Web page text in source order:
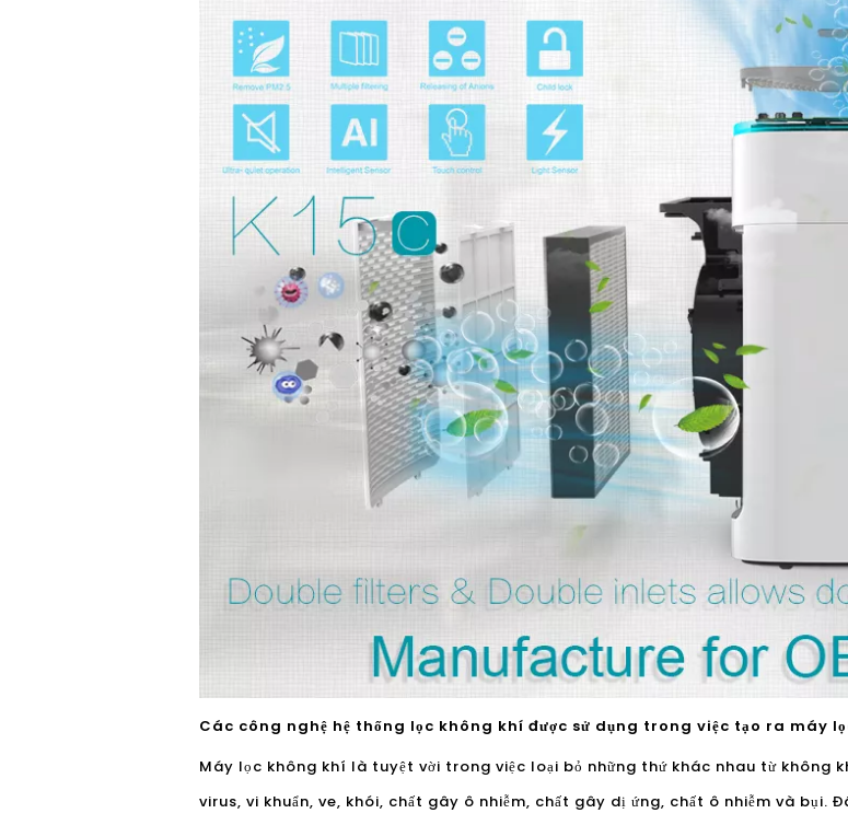
Các công nghệ hệ thống lọc không khí được sử dụng trong việc tạo ra máy
Máy lọc không khí là tuyệt vời trong việc loại bỏ những thứ khác nhau từ không
virus, vi khuẩn, ve, khói, chất gây ô nhiễm, chất gây dị ứng, chất ô nhiễm và